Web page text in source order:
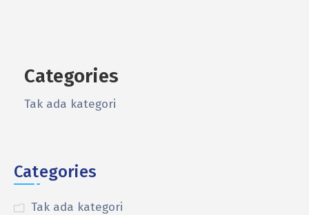
Categories
Tak ada kategori
Categories
Tak ada kategori